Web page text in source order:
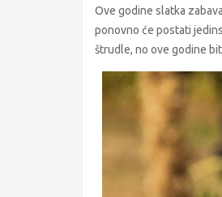
Ove godine slatka
ponovno će postati
štrudle, no ove godine